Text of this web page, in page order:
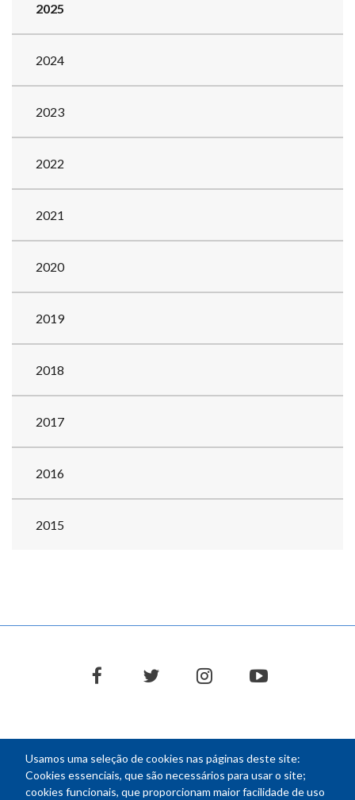
Usamos uma seleção de cookies nas páginas deste site:
Cookies essenciais, que são necessários para usar o site;
cookies funcionais, que proporcionam maior facilidade de uso
2025
2024
2023
2022
2021
2020
2019
2018
2017
2016
2015
facebooktwitter instagramyoutube
NEWSLETTER